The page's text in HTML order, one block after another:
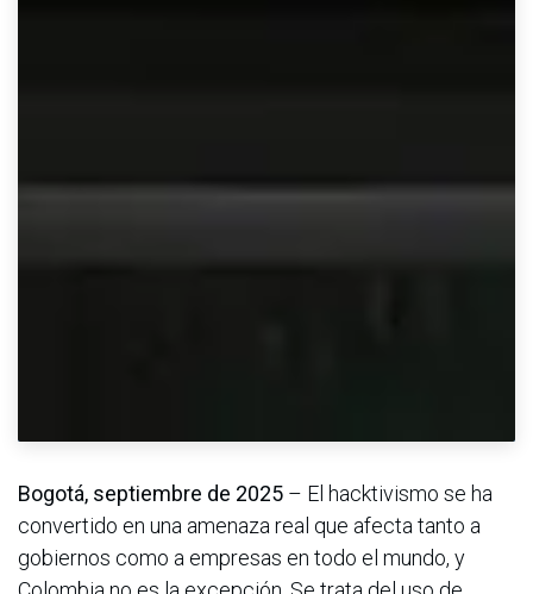
Bogotá, septiembre de 2025 – El hacktivismo se ha
convertido en una amenaza real que afecta tanto a
gobiernos como a empresas en todo el mundo, y